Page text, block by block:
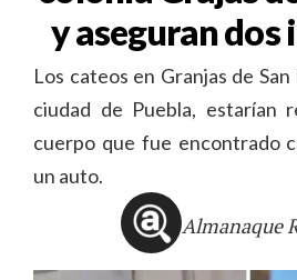
y aseguran dos
Los cateos en Granjas de
ciudad de Puebla, estarían
cuerpo que fue encontrado
un auto.
Almanaque